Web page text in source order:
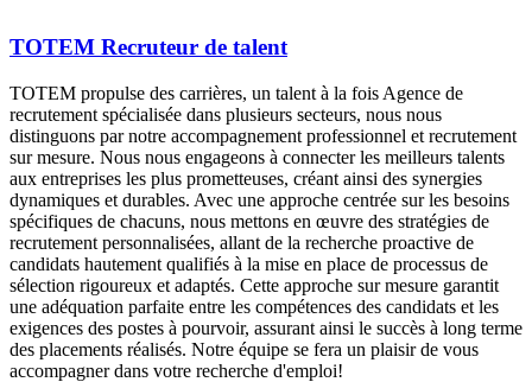
TOTEM Recruteur de talent
TOTEM propulse des carrières, un talent à la fois Agence de
recrutement spécialisée dans plusieurs secteurs, nous nous
distinguons par notre accompagnement professionnel et recrutement
sur mesure. Nous nous engageons à connecter les meilleurs talents
aux entreprises les plus prometteuses, créant ainsi des synergies
dynamiques et durables. Avec une approche centrée sur les besoins
spécifiques de chacuns, nous mettons en œuvre des stratégies de
recrutement personnalisées, allant de la recherche proactive de
candidats hautement qualifiés à la mise en place de processus de
sélection rigoureux et adaptés. Cette approche sur mesure garantit
une adéquation parfaite entre les compétences des candidats et les
exigences des postes à pourvoir, assurant ainsi le succès à long terme
des placements réalisés. Notre équipe se fera un plaisir de vous
accompagner dans votre recherche d'emploi!